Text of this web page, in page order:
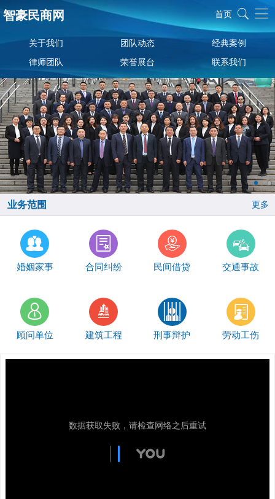
首页
智豪民商网
关于我们 团队动态 经典案例
律师团队 荣誉展台 联系我们
业务范围 更多
婚姻家事 合同纠纷 民间借贷 交通事故
顾问单位 建筑工程 刑事辩护 劳动工伤
数据获取失败，请检查网络之后重试